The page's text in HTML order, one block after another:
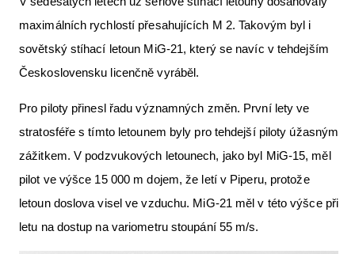
maximálních rychlostí přesahujících M 2. Takovým byl i
sovětský stíhací letoun MiG-21, který se navíc v tehdejším
Československu licenčně vyráběl.
Pro piloty přinesl řadu významných změn. První lety ve
stratosféře s tímto letounem byly pro tehdejší piloty úžasným
zážitkem. V podzvukových letounech, jako byl MiG-15, měl
pilot ve výšce 15 000 m dojem, že letí v Piperu, protože
letoun doslova visel ve vzduchu. MiG-21 měl v této výšce při
letu na dostup na variometru stoupání 55 m/s.